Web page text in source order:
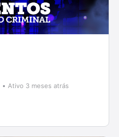
Ativo 3 meses atrás